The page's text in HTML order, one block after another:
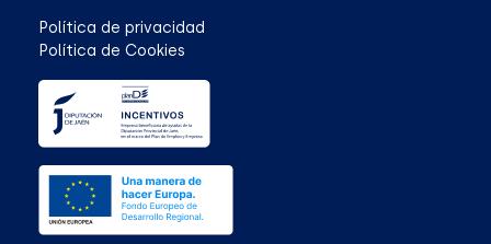
Política de privacidad
Política de Cookies